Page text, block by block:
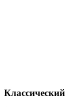
Классический